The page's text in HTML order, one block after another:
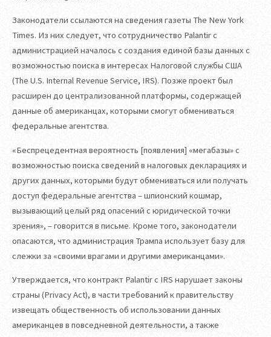
Законодатели ссылаются на сведения газеты The New York
Times. Из них следует, что сотрудничество Palantir с
администрацией началось с создания единой базы данных с
возможностью поиска в интересах Налоговой службы США
(The U.S. Internal Revenue Service, IRS). Позже проект был
расширен до централизованной платформы, содержащей
данные об американцах, которыми смогут обмениваться
федеральные агентства.
«Беспрецедентная вероятность [появления] «мегабазы» с
возможностью поиска сведений в налоговых декларациях и
других данных, которыми будут обмениваться или получать
доступ федеральные агентства – шпионский кошмар,
вызывающий целый ряд опасений с юридической точки
зрения», – говорится в письме. Кроме того, законодатели
опасаются, что администрация Трампа использует базу для
слежки за «своими врагами и другими американцами».
Утверждается, что контракт Palantir с IRS нарушает законы
страны (Privacy Act), в части требований к правительству
извещать общественность об использовании данных
американцев в повседневной деятельности, а также